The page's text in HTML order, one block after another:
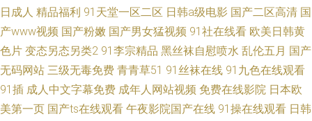
日成人 精品福利 91天堂一区二区 日韩a级电影 国产二区高清 国
产www视频 国产粉嫩 国产男女猛视频 91社在线看 欧美日韩黄
色片 变态另态另类2 91李宗精品 黑丝袜自慰喷水 乱伦五月 国产
无码网站 三级无毒免费 青青草51 91丝袜在线 91九色在线观看
91插 成人中文字幕免费 成年人网站视频 免费在线影院 日本欧
美第一页 国产ts在线观看 午夜影院国产在线 91操在线观看 日韩